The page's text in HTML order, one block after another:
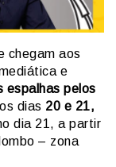
chegam aos
e
espalhas pelos
dias 20 e 21,
dia 21, a partir
– zona